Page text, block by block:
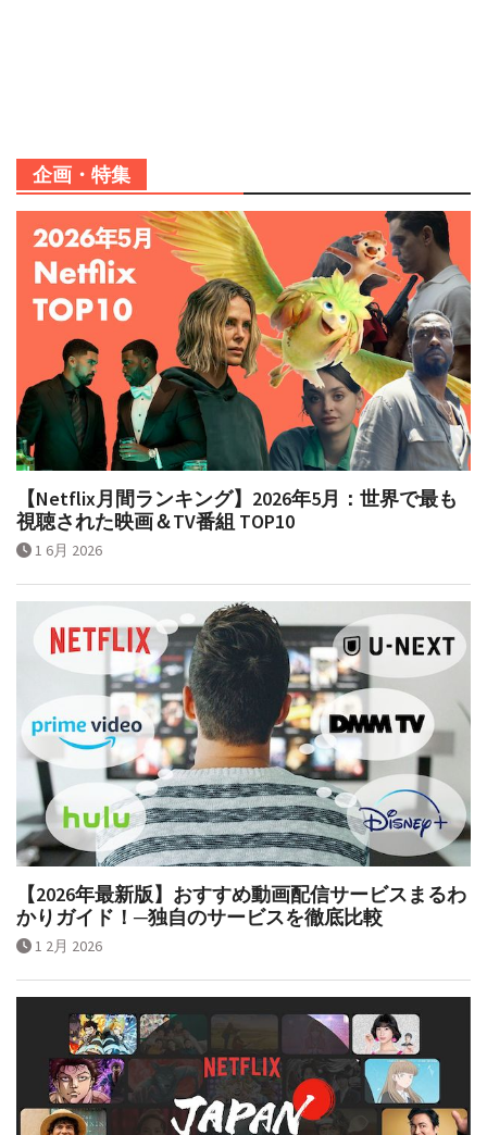
企画・特集
【Netflix月間ランキング】2026年5月：世界で最も
視聴された映画＆TV番組 TOP10
1 6月 2026
【2026年最新版】おすすめ動画配信サービスまるわ
かりガイド！─独自のサービスを徹底比較
1 2月 2026